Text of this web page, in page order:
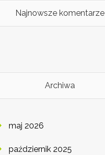
Najnowsze komentarze
Archiwa
maj 2026
październik 2025